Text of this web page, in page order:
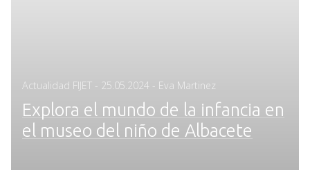
Actualidad FIJET - Posted
25.05.2024 - Eva Martinez
Explora el mundo de la infancia en
el museo del niño de Albacete